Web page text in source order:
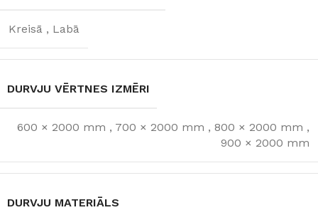
Kreisā , Labā
DURVJU VĒRTNES IZMĒRI
600 × 2000 mm , 700 × 2000 mm , 800 × 2000 mm ,
900 × 2000 mm
DURVJU MATERIĀLS